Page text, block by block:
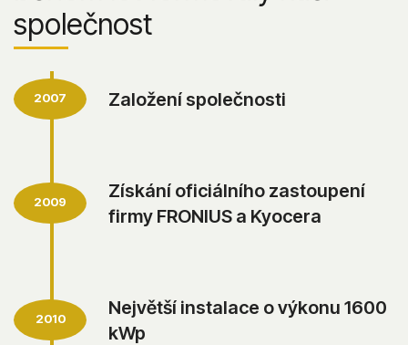
společnost
Založení společnosti
2007
Získání oficiálního zastoupení
firmy FRONIUS a Kyocera
2009
Největší instalace o výkonu 1600
kWp
2010